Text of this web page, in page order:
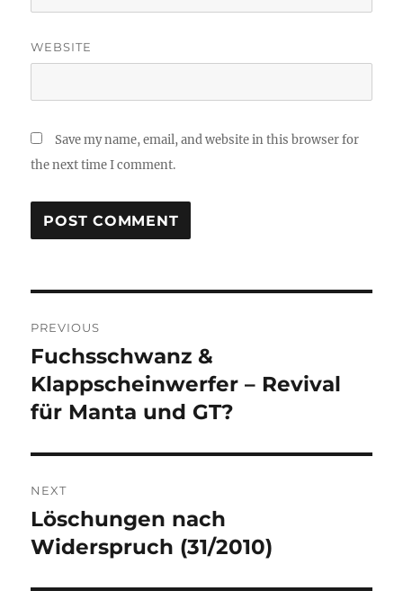
WEBSITE
Save my name, email, and website in this browser for
the next time I comment.
navigation
PREVIOUS
Previous
post:
Fuchsschwanz &
Klappscheinwerfer – Revival
für Manta und GT?
NEXT
Next
post:
Löschungen nach
Widerspruch (31/2010)